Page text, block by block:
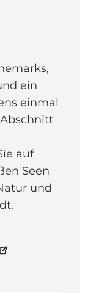
ein
einmal
auf
Seen
und